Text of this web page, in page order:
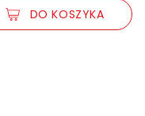
DO KOSZYKA